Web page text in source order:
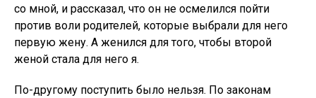
со мной, и рассказал, что он не осмелился пойти
против воли родителей, которые выбрали для него
первую жену. А женился для того, чтобы второй
женой стала для него я.
По-другому поступить было нельзя. По законам